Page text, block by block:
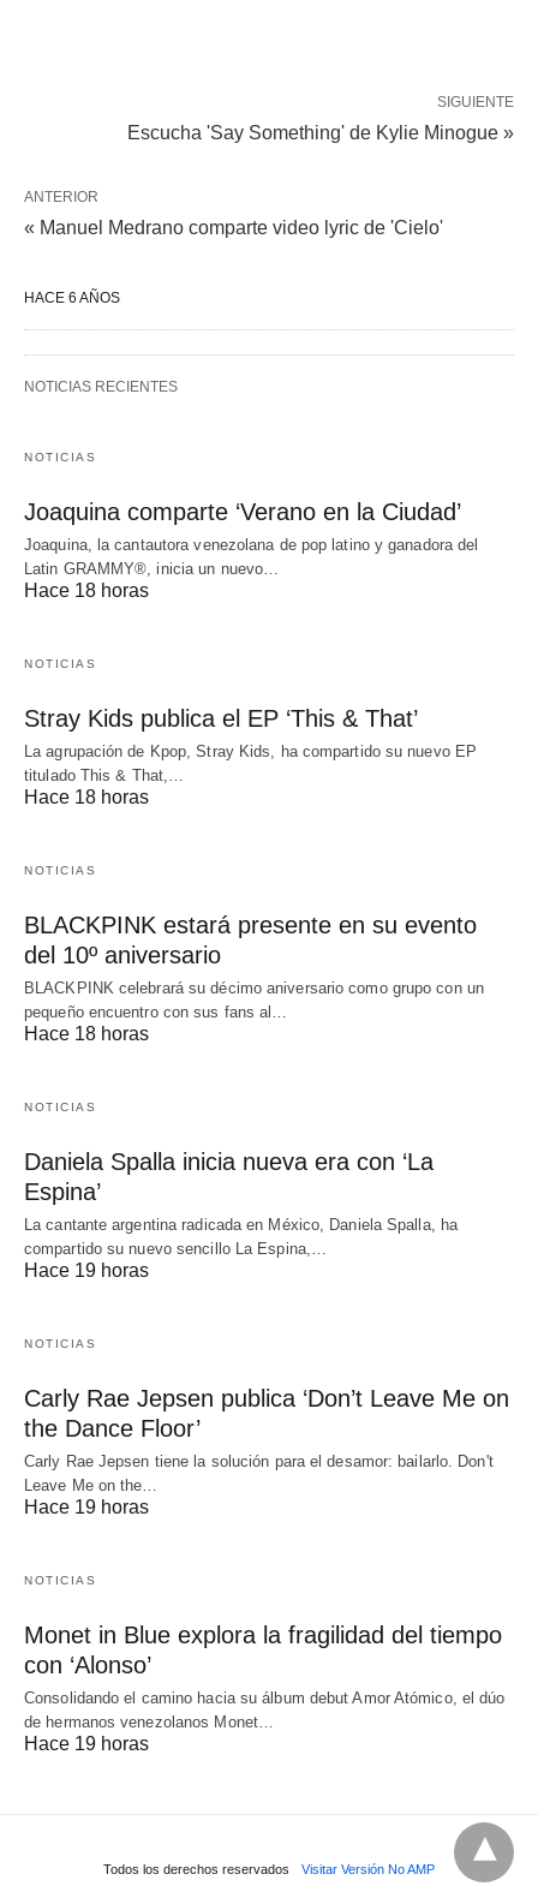
SIGUIENTE
Escucha 'Say Something' de Kylie Minogue »
ANTERIOR
« Manuel Medrano comparte video lyric de 'Cielo'
HACE 6 AÑOS
NOTICIAS RECIENTES
NOTICIAS
Joaquina comparte ‘Verano en la Ciudad’
Joaquina, la cantautora venezolana de pop latino y ganadora del
Latin GRAMMY®, inicia un nuevo…
Hace 18 horas
NOTICIAS
Stray Kids publica el EP ‘This & That’
La agrupación de Kpop, Stray Kids, ha compartido su nuevo EP
titulado This & That,…
Hace 18 horas
NOTICIAS
BLACKPINK estará presente en su evento
del 10º aniversario
BLACKPINK celebrará su décimo aniversario como grupo con un
pequeño encuentro con sus fans al…
Hace 18 horas
NOTICIAS
Daniela Spalla inicia nueva era con ‘La
Espina’
La cantante argentina radicada en México, Daniela Spalla, ha
compartido su nuevo sencillo La Espina,…
Hace 19 horas
NOTICIAS
Carly Rae Jepsen publica ‘Don’t Leave Me on
the Dance Floor’
Carly Rae Jepsen tiene la solución para el desamor: bailarlo. Don't
Leave Me on the…
Hace 19 horas
NOTICIAS
Monet in Blue explora la fragilidad del tiempo
con ‘Alonso’
Consolidando el camino hacia su álbum debut Amor Atómico, el dúo
de hermanos venezolanos Monet…
Hace 19 horas
Todos los derechos reservados Visitar Versión No AMP